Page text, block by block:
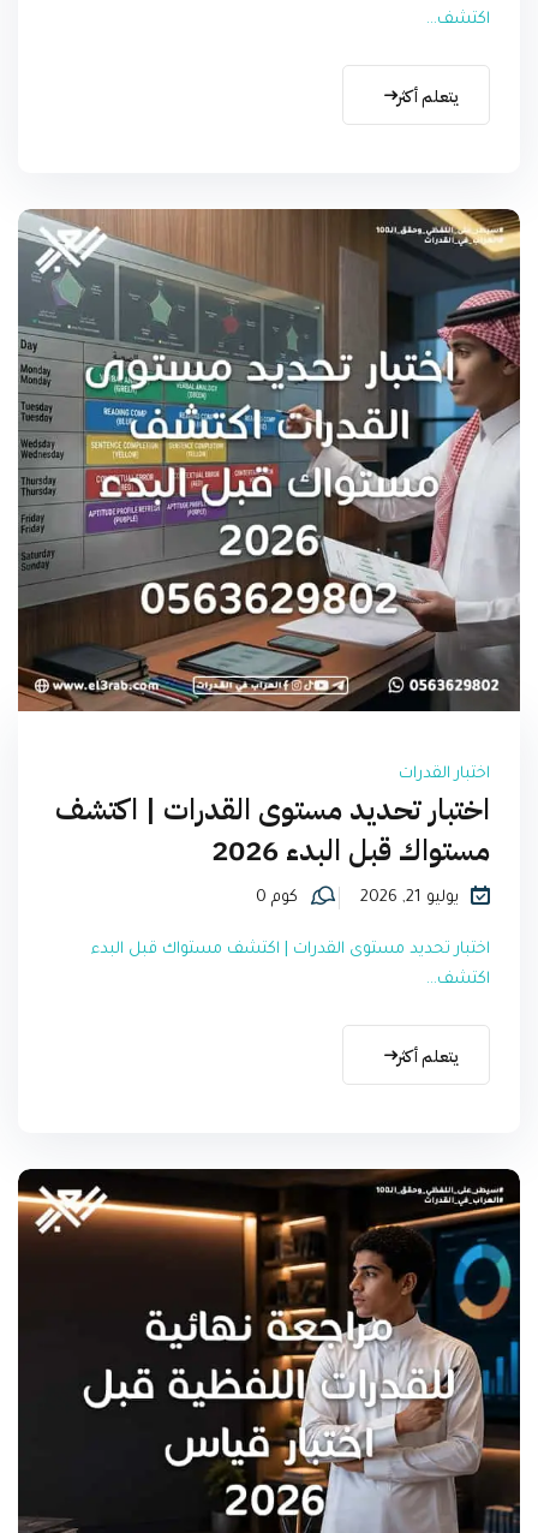
اكتشف...
يتعلم أكثر
اختبار القدرات
اختبار تحديد مستوى القدرات | اكتشف
مستواك قبل البدء 2026
يوليو 21, 2026 كوم 0
اختبار تحديد مستوى القدرات | اكتشف مستواك قبل البدء
اكتشف...
يتعلم أكثر